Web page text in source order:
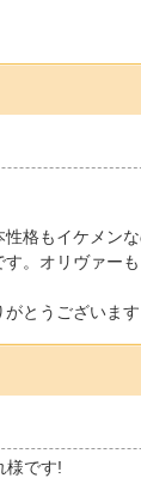
格もイケメン
す。オリヴァー
とうございます
様です!